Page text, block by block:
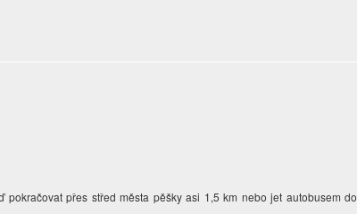
přes střed města pěšky asi 1,5 km nebo jet autobusem do